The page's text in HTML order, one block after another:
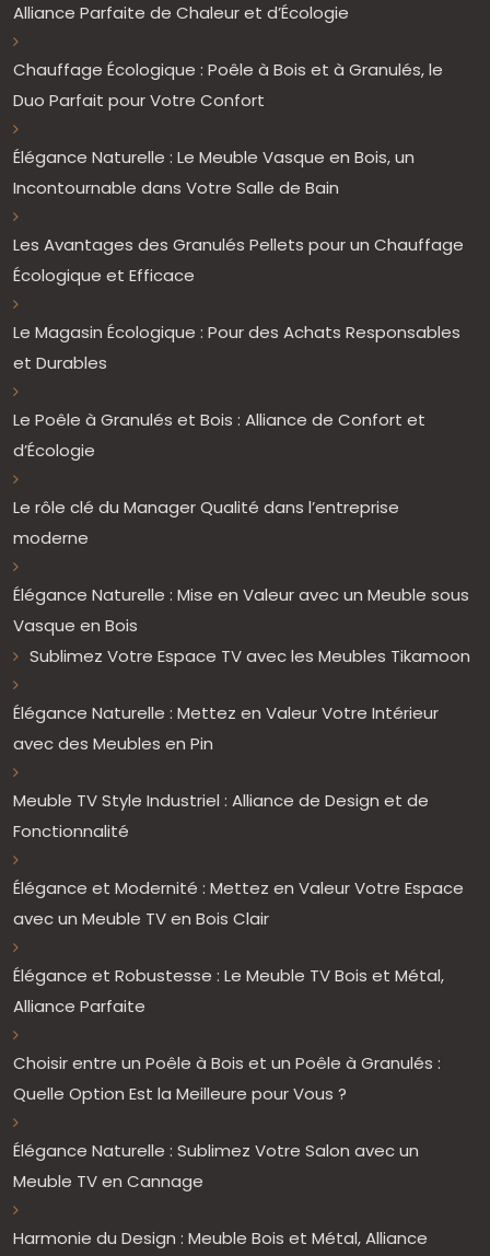
Alliance Parfaite de Chaleur et d’Écologie
Chauffage Écologique : Poêle à Bois et à Granulés, le
Duo Parfait pour Votre Confort
Élégance Naturelle : Le Meuble Vasque en Bois, un
Incontournable dans Votre Salle de Bain
Les Avantages des Granulés Pellets pour un Chauffage
Écologique et Efficace
Le Magasin Écologique : Pour des Achats Responsables
et Durables
Le Poêle à Granulés et Bois : Alliance de Confort et
d’Écologie
Le rôle clé du Manager Qualité dans l’entreprise
moderne
Élégance Naturelle : Mise en Valeur avec un Meuble sous
Vasque en Bois
Sublimez Votre Espace TV avec les Meubles Tikamoon
Élégance Naturelle : Mettez en Valeur Votre Intérieur
avec des Meubles en Pin
Meuble TV Style Industriel : Alliance de Design et de
Fonctionnalité
Élégance et Modernité : Mettez en Valeur Votre Espace
avec un Meuble TV en Bois Clair
Élégance et Robustesse : Le Meuble TV Bois et Métal,
Alliance Parfaite
Choisir entre un Poêle à Bois et un Poêle à Granulés :
Quelle Option Est la Meilleure pour Vous ?
Élégance Naturelle : Sublimez Votre Salon avec un
Meuble TV en Cannage
Harmonie du Design : Meuble Bois et Métal, Alliance